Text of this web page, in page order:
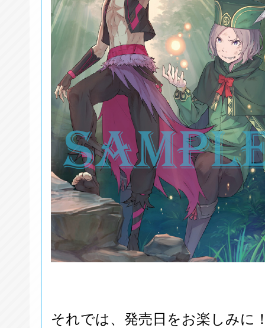
それでは、発売日をお楽しみに